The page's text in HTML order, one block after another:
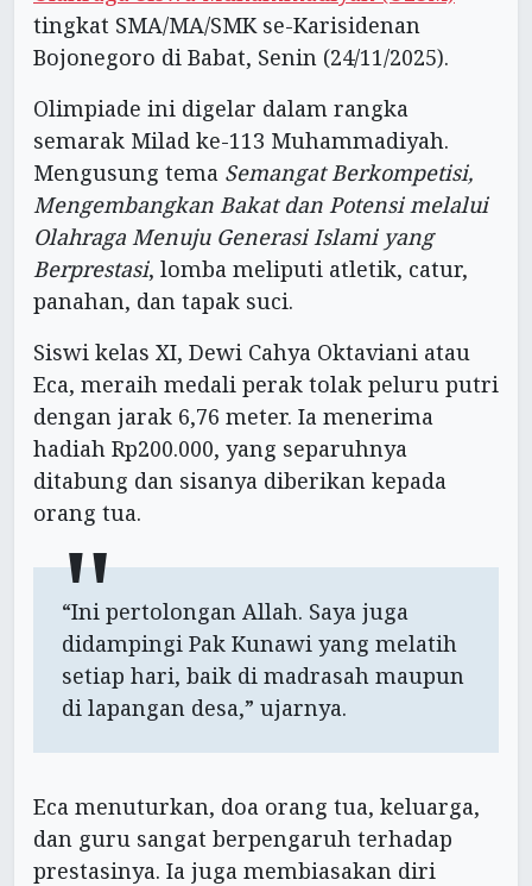
tingkat SMA/MA/SMK se-Karisidenan
Bojonegoro di Babat, Senin (24/11/2025).
Olimpiade ini digelar dalam rangka
semarak Milad ke-113 Muhammadiyah.
Mengusung tema Semangat Berkompetisi,
Mengembangkan Bakat dan Potensi melalui
Olahraga Menuju Generasi Islami yang
Berprestasi, lomba meliputi atletik, catur,
panahan, dan tapak suci.
Siswi kelas XI, Dewi Cahya Oktaviani atau
Eca, meraih medali perak tolak peluru putri
dengan jarak 6,76 meter. Ia menerima
hadiah Rp200.000, yang separuhnya
ditabung dan sisanya diberikan kepada
orang tua.
“Ini pertolongan Allah. Saya juga
didampingi Pak Kunawi yang melatih
setiap hari, baik di madrasah maupun
di lapangan desa,” ujarnya.
Eca menuturkan, doa orang tua, keluarga,
dan guru sangat berpengaruh terhadap
prestasinya. Ia juga membiasakan diri